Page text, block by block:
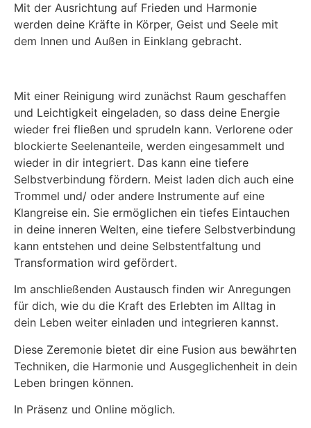
Mit der Ausrichtung auf Frieden und Harmonie
werden deine Kräfte in Körper, Geist und Seele mit
dem Innen und Außen in Einklang gebracht.
Mit einer Reinigung wird zunächst Raum geschaffen
und Leichtigkeit eingeladen, so dass deine Energie
wieder frei fließen und sprudeln kann. Verlorene oder
blockierte Seelenanteile, werden eingesammelt und
wieder in dir integriert. Das kann eine tiefere
Selbstverbindung fördern. Meist laden dich auch eine
Trommel und/ oder andere Instrumente auf eine
Klangreise ein. Sie ermöglichen ein tiefes Eintauchen
in deine inneren Welten, eine tiefere Selbstverbindung
kann entstehen und deine Selbstentfaltung und
Transformation wird gefördert.
Im anschließenden Austausch finden wir Anregungen
für dich, wie du die Kraft des Erlebten im Alltag in
dein Leben weiter einladen und integrieren kannst.
Diese Zeremonie bietet dir eine Fusion aus bewährten
Techniken, die Harmonie und Ausgeglichenheit in dein
Leben bringen können.
In Präsenz und Online möglich.